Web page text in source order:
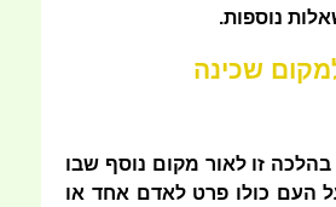
נוספות.
שכינה
זו לאור מקום נוסף שבו
העם כולו פרט לאדם אחד או